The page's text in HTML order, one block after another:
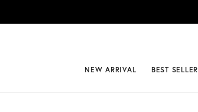
NEW ARRIVAL BEST SELLER